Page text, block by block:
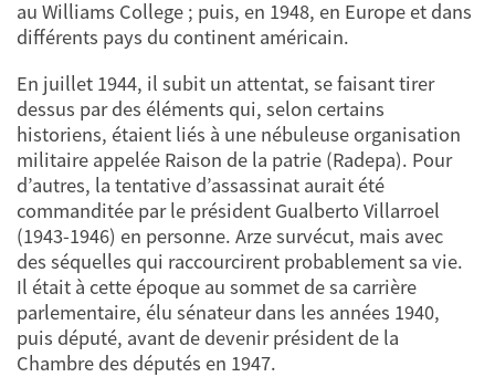
au Williams College ; puis, en 1948, en Europe et dans
différents pays du continent américain.
En juillet 1944, il subit un attentat, se faisant tirer
dessus par des éléments qui, selon certains
historiens, étaient liés à une nébuleuse organisation
militaire appelée Raison de la patrie (Radepa). Pour
d’autres, la tentative d’assassinat aurait été
commanditée par le président Gualberto Villarroel
(1943-1946) en personne. Arze survécut, mais avec
des séquelles qui raccourcirent probablement sa vie.
Il était à cette époque au sommet de sa carrière
parlementaire, élu sénateur dans les années 1940,
puis député, avant de devenir président de la
Chambre des députés en 1947.